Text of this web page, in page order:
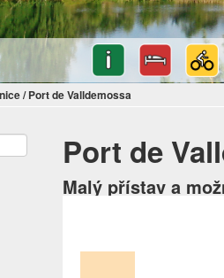
/ Port de Valldemossa
Port de
Malý přístav a